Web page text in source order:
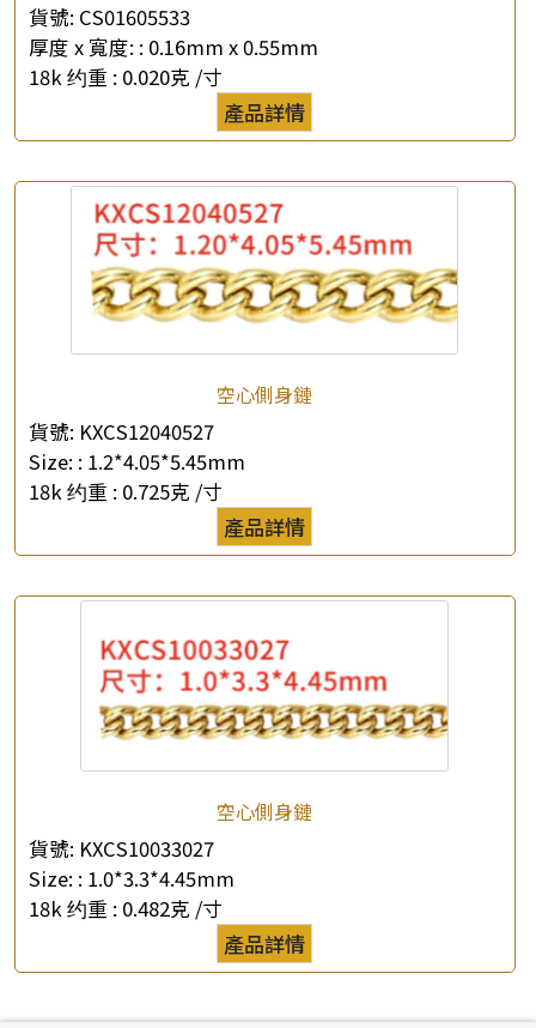
產品查詢 ×
*你的名字
公司名稱
*e-mail
查詢以下產品
貨號: CS01605533
厚度 x 寬度: : 0.16mm x 0.55mm
18k 约重 : 0.020克 /寸
產品詳情
空心側身鏈
貨號: KXCS12040527
Size: : 1.2*4.05*5.45mm
18k 约重 : 0.725克 /寸
產品詳情
空心側身鏈
貨號: KXCS10033027
Size: : 1.0*3.3*4.45mm
18k 约重 : 0.482克 /寸
產品詳情